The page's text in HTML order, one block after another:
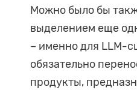
Можно было бы
выделением еще
– именно для LLM-
обязательно
продукты,